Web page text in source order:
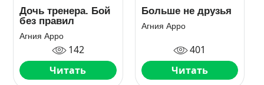
Дочь тренера. Бой
без правил
Агния Арро
142
Читать
Больше не друзья
Агния Арро
401
Читать